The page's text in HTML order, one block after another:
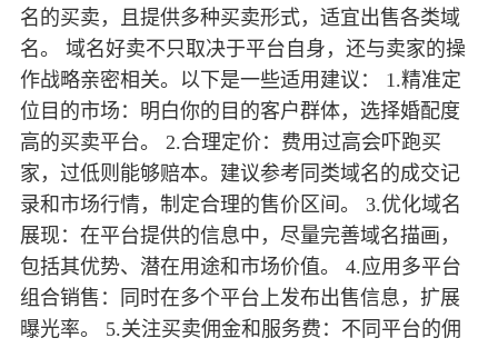
名的买卖，且提供多种买卖形式，适宜出售各类域
名。 域名好卖不只取决于平台自身，还与卖家的操
作战略亲密相关。以下是一些适用建议： 1.精准定
位目的市场：明白你的目的客户群体，选择婚配度
高的买卖平台。 2.合理定价：费用过高会吓跑买
家，过低则能够赔本。建议参考同类域名的成交记
录和市场行情，制定合理的售价区间。 3.优化域名
展现：在平台提供的信息中，尽量完善域名描画，
包括其优势、潜在用途和市场价值。 4.应用多平台
组合销售：同时在多个平台上发布出售信息，扩展
曝光率。 5.关注买卖佣金和服务费：不同平台的佣